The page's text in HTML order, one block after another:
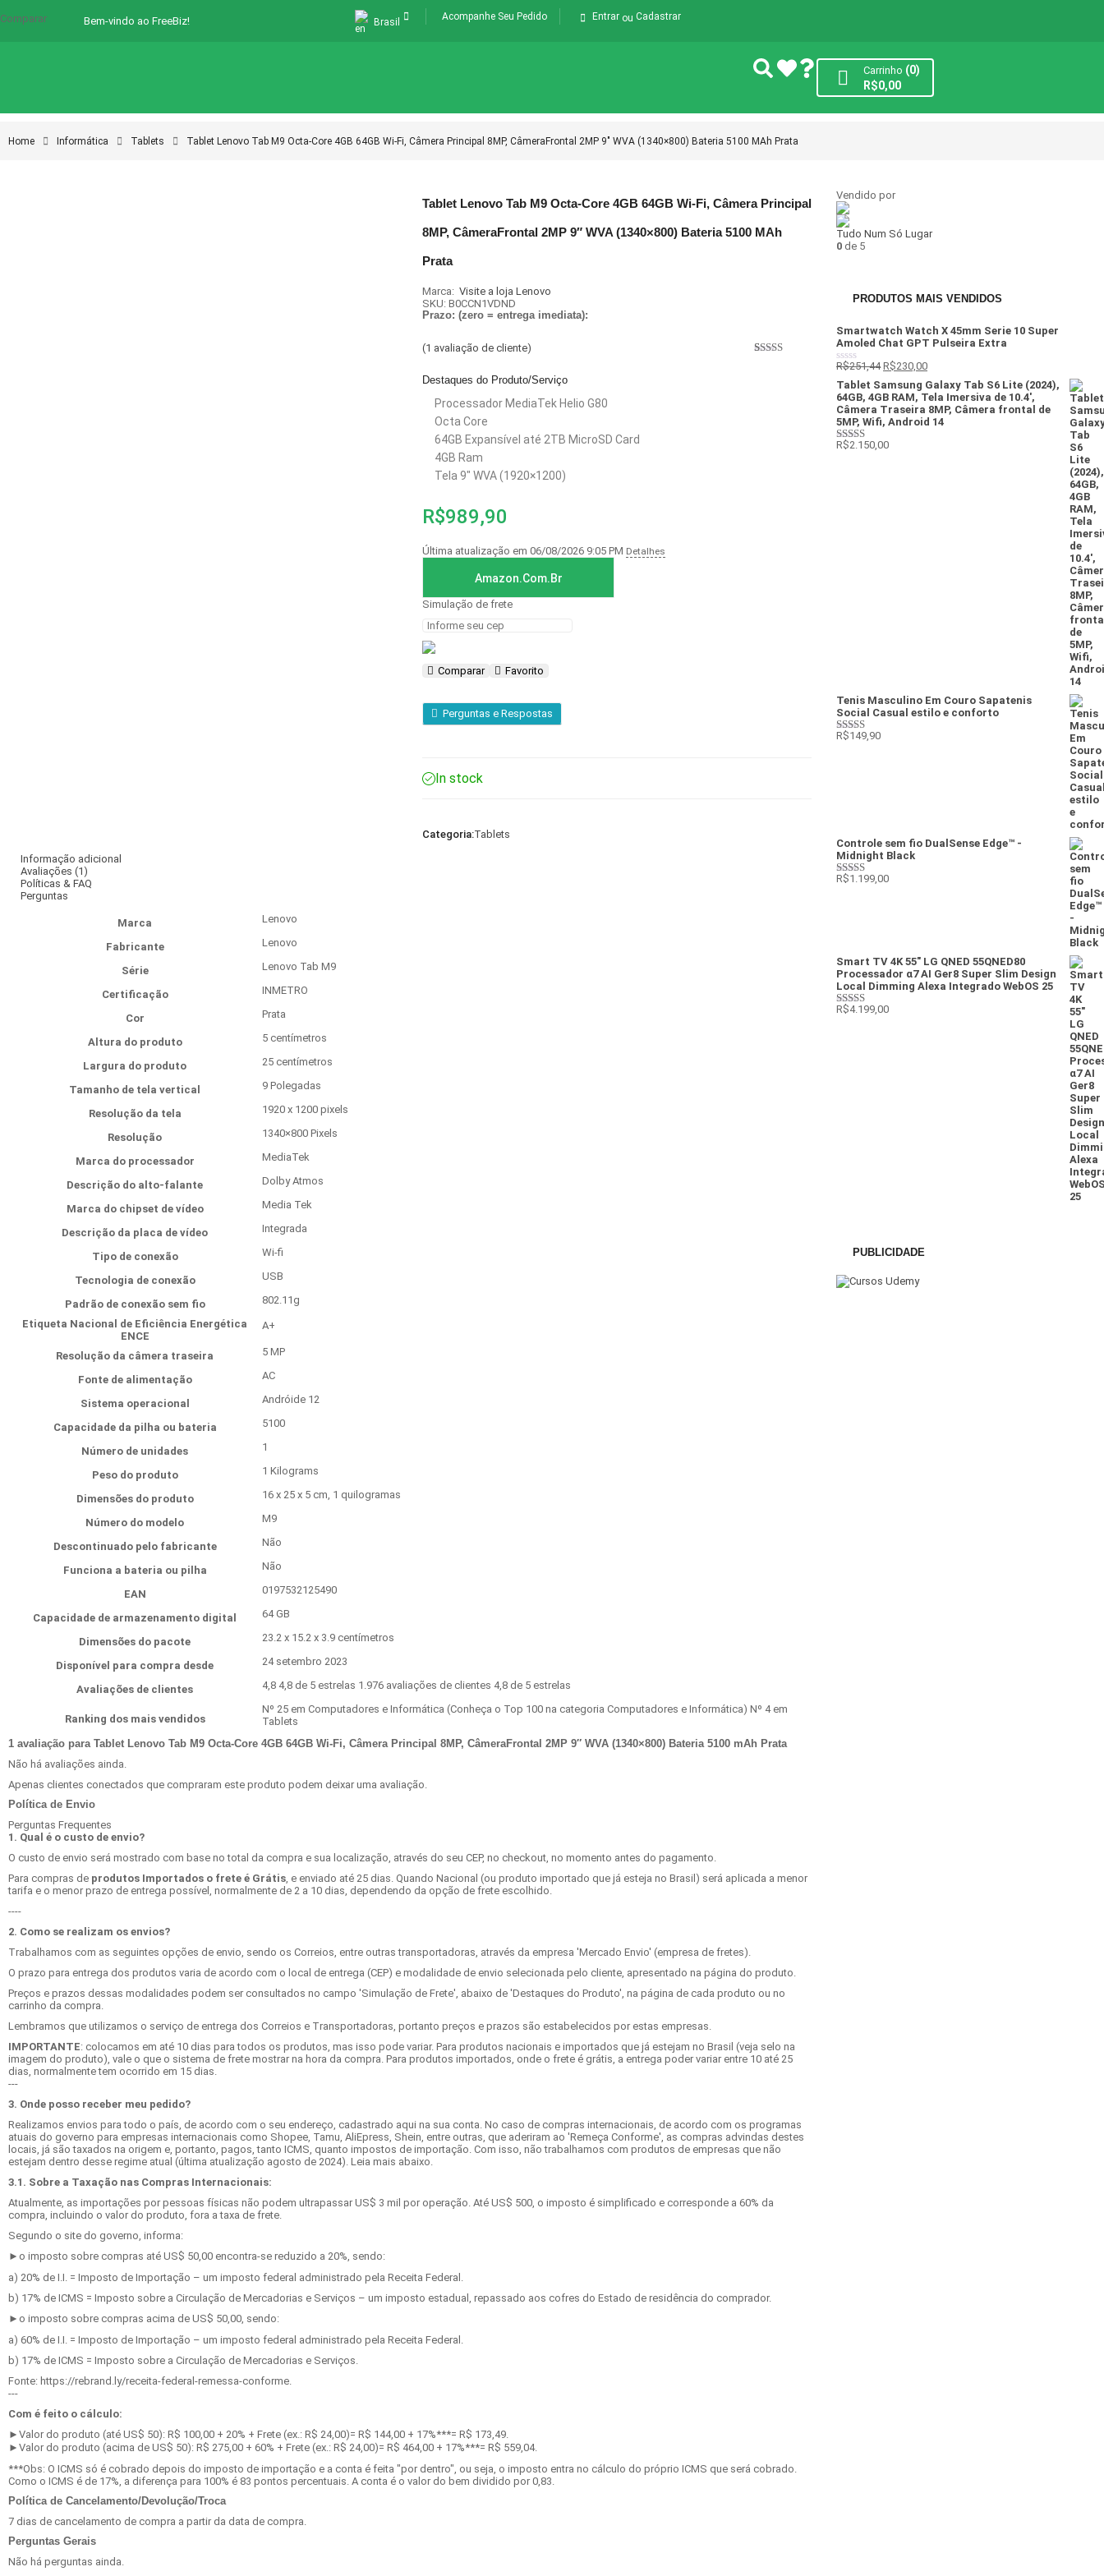
Bem-vindo ao FreeBiz! Brasil Acompanhe Seu Pedido Entrar ou Cadastrar
Carrinho (0)
R$0,00
Home Informática Tablets Tablet Lenovo Tab M9 Octa-Core 4GB 64GB Wi-Fi, Câmera Principal 8MP, CâmeraFrontal 2MP 9″ WVA (1340×800) Bateria 5100 MAh Prata
Tablet Lenovo Tab M9 Octa-Core 4GB 64GB Wi-Fi, Câmera Principal
8MP, CâmeraFrontal 2MP 9″ WVA (1340×800) Bateria 5100 MAh
Prata
Marca: Visite a loja Lenovo
SKU: B0CCN1VDND
Prazo: (zero = entrega imediata):
(1 avaliação de cliente)
Destaques do Produto/Serviço
Processador MediaTek Helio G80
Octa Core
64GB Expansível até 2TB MicroSD Card
4GB Ram
Tela 9″ WVA (1920×1200)
R$989,90
Última atualização em 06/08/2026 9:05 PM Detalhes
Amazon.com.br
Simulação de frete
Comparar Favorito
Perguntas e Respostas
In stock
Categoria:Tablets
Informação adicional
Avaliações (1)
Políticas & FAQ
Perguntas
Marca ‎Lenovo
Fabricante ‎Lenovo
Série ‎Lenovo Tab M9
Certificação ‎INMETRO
Cor ‎Prata
Altura do produto ‎5 centímetros
Largura do produto ‎25 centímetros
Tamanho de tela vertical ‎9 Polegadas
Resolução da tela ‎1920 x 1200 pixels
Resolução ‎1340×800 Pixels
Marca do processador ‎MediaTek
Descrição do alto-falante ‎Dolby Atmos
Marca do chipset de vídeo ‎Media Tek
Descrição da placa de vídeo ‎Integrada
Tipo de conexão ‎Wi-fi
Tecnologia de conexão ‎USB
Padrão de conexão sem fio
‎802.11g
Etiqueta Nacional de Eficiência Energética
ENCE
‎A+
Resolução da câmera traseira ‎5 MP
Fonte de alimentação ‎AC
Sistema operacional ‎Andróide 12
Capacidade da pilha ou bateria ‎5100
Número de unidades ‎1
Peso do produto ‎1 Kilograms
Dimensões do produto ‎16 x 25 x 5 cm, 1 quilogramas
Número do modelo ‎M9
Descontinuado pelo fabricante ‎Não
Funciona a bateria ou pilha ‎Não
EAN ‎0197532125490
Capacidade de armazenamento digital ‎64 GB
Dimensões do pacote 23.2 x 15.2 x 3.9 centímetros
Disponível para compra desde 24 setembro 2023
Avaliações de clientes 4,8 4,8 de 5 estrelas 1.976 avaliações de clientes 4,8 de 5 estrelas
Ranking dos mais vendidos
Nº 25 em Computadores e Informática (Conheça o Top 100 na categoria Computadores e Informática) Nº 4 em
Tablets
1 avaliação para Tablet Lenovo Tab M9 Octa-Core 4GB 64GB Wi-Fi, Câmera Principal 8MP, CâmeraFrontal 2MP 9″ WVA (1340×800) Bateria 5100 mAh Prata
Não há avaliações ainda.
Apenas clientes conectados que compraram este produto podem deixar uma avaliação.
Política de Envio
Perguntas Frequentes
1. Qual é o custo de envio?
O custo de envio será mostrado com base no total da compra e sua localização, através do seu CEP, no checkout, no momento antes do pagamento.
Para compras de produtos Importados o frete é Grátis, e enviado até 25 dias. Quando Nacional (ou produto importado que já esteja no Brasil) será aplicada a menor
tarifa e o menor prazo de entrega possível, normalmente de 2 a 10 dias, dependendo da opção de frete escolhido.
----
2. Como se realizam os envios?
Trabalhamos com as seguintes opções de envio, sendo os Correios, entre outras transportadoras, através da empresa 'Mercado Envio' (empresa de fretes).
O prazo para entrega dos produtos varia de acordo com o local de entrega (CEP) e modalidade de envio selecionada pelo cliente, apresentado na página do produto.
Preços e prazos dessas modalidades podem ser consultados no campo 'Simulação de Frete', abaixo de 'Destaques do Produto', na página de cada produto ou no
carrinho da compra.
Lembramos que utilizamos o serviço de entrega dos Correios e Transportadoras, portanto preços e prazos são estabelecidos por estas empresas.
IMPORTANTE: colocamos em até 10 dias para todos os produtos, mas isso pode variar. Para produtos nacionais e importados que já estejam no Brasil (veja selo na
imagem do produto), vale o que o sistema de frete mostrar na hora da compra. Para produtos importados, onde o frete é grátis, a entrega poder variar entre 10 até 25
dias, normalmente tem ocorrido em 15 dias.
---
3. Onde posso receber meu pedido?
Realizamos envios para todo o país, de acordo com o seu endereço, cadastrado aqui na sua conta. No caso de compras internacionais, de acordo com os programas
atuais do governo para empresas internacionais como Shopee, Tamu, AliEpress, Shein, entre outras, que aderiram ao 'Remeça Conforme', as compras advindas destes
locais, já são taxados na origem e, portanto, pagos, tanto ICMS, quanto impostos de importação. Com isso, não trabalhamos com produtos de empresas que não
estejam dentro desse regime atual (última atualização agosto de 2024). Leia mais abaixo.
3.1. Sobre a Taxação nas Compras Internacionais:
Atualmente, as importações por pessoas físicas não podem ultrapassar US$ 3 mil por operação. Até US$ 500, o imposto é simplificado e corresponde a 60% da
compra, incluindo o valor do produto, fora a taxa de frete.
Segundo o site do governo, informa:
►o imposto sobre compras até US$ 50,00 encontra-se reduzido a 20%, sendo:
a) 20% de I.I. = Imposto de Importação – um imposto federal administrado pela Receita Federal.
b) 17% de ICMS = Imposto sobre a Circulação de Mercadorias e Serviços – um imposto estadual, repassado aos cofres do Estado de residência do comprador.
►o imposto sobre compras acima de US$ 50,00, sendo:
a) 60% de I.I. = Imposto de Importação – um imposto federal administrado pela Receita Federal.
b) 17% de ICMS = Imposto sobre a Circulação de Mercadorias e Serviços.
Fonte: https://rebrand.ly/receita-federal-remessa-conforme.
---
Com é feito o cálculo:
►Valor do produto (até US$ 50): R$ 100,00 + 20% + Frete (ex.: R$ 24,00)= R$ 144,00 + 17%***= R$ 173,49.
►Valor do produto (acima de US$ 50): R$ 275,00 + 60% + Frete (ex.: R$ 24,00)= R$ 464,00 + 17%***= R$ 559,04.
***Obs: O ICMS só é cobrado depois do imposto de importação e a conta é feita "por dentro", ou seja, o imposto entra no cálculo do próprio ICMS que será cobrado.
Como o ICMS é de 17%, a diferença para 100% é 83 pontos percentuais. A conta é o valor do bem dividido por 0,83.
Política de Cancelamento/Devolução/Troca
7 dias de cancelamento de compra a partir da data de compra.
Perguntas Gerais
Não há perguntas ainda.
Vendido por
Tudo Num Só Lugar
0 de 5
PRODUTOS MAIS VENDIDOS
Smartwatch Watch X 45mm Serie 10 Super
Amoled Chat GPT Pulseira Extra
Avaliação
0
de
5
R$251,44 R$230,00
Tablet Samsung Galaxy Tab S6 Lite (2024),
64GB, 4GB RAM, Tela Imersiva de 10.4',
Câmera Traseira 8MP, Câmera frontal de
5MP, Wifi, Android 14
Avaliação
R$2.150,00
Tenis Masculino Em Couro Sapatenis
Social Casual estilo e conforto
Avaliação
R$149,90
Controle sem fio DualSense Edge™ -
Midnight Black
Avaliação
R$1.199,00
Smart TV 4K 55" LG QNED 55QNED80
Processador α7 AI Ger8 Super Slim Design
Local Dimming Alexa Integrado WebOS 25
Avaliação
R$4.199,00
PUBLICIDADE
Comparar